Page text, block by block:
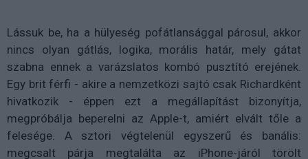
Lássuk be, ha a hülyeség pofátlansággal párosul, akkor
nincs olyan gátlás, logika, morális határ, mely gátat
szabna ennek a varázslatos kombó pusztító erejének.
Egy brit férfi - akire a nemzetközi sajtó csak Richardként
hivatkozik - éppen ezt a megállapítást bizonyítja,
megpróbálja beperelni az Apple-t, amiért elvált tőle a
felesége. A sztori végtelenül egyszerű és banális:
megcsalt párja megtalálta az iPhone-járól törölt